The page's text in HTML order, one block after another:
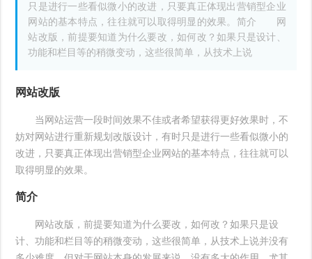
只是进行一些看似微小的改进，只要真正体现出营销型企业
网站的基本特点，往往就可以取得明显的效果。简介 网
站改版，前提要知道为什么要改，如何改？如果只是设计、
功能和栏目等的稍微变动，这些很简单，从技术上说
网站改版
当网站运营一段时间效果不佳或者希望获得更好效果时，不
妨对网站进行重新规划改版设计，有时只是进行一些看似微小的
改进，只要真正体现出营销型企业网站的基本特点，往往就可以
取得明显的效果。
简介
网站改版，前提要知道为什么要改，如何改？如果只是设
计、功能和栏目等的稍微变动，这些很简单，从技术上说并没有